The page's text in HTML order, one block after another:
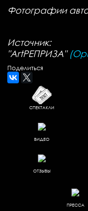
Фотографии
Источник:
"ArtРЕПРИЗА"
Поделиться
СПЕКТАКЛИ
ВИДЕО
ОТЗЫВЫ
ПРЕССА